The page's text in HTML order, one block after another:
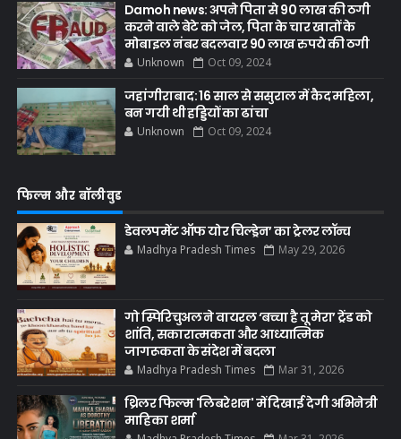
Damoh news: अपने पिता से 90 लाख की ठगी
करने वाले बेटे को जेल, पिता के चार खातों के
मोबाइल नंबर बदलवार 90 लाख रुपये की ठगी
Unknown Oct 09, 2024
जहांगीराबाद: 16 साल से ससुराल में कैद महिला,
बन गयी थी हड्डियों का ढांचा
Unknown Oct 09, 2024
फिल्म और बॉलीवुड
डेवलपमेंट ऑफ योर चिल्ड्रेन’ का ट्रेलर लॉन्च
Madhya Pradesh Times May 29, 2026
गो स्पिरिचुअल ने वायरल ‘बच्चा है तू मेरा’ ट्रेंड को
शांति, सकारात्मकता और आध्यात्मिक
जागरूकता के संदेश में बदला
Madhya Pradesh Times Mar 31, 2026
थ्रिलर फिल्म 'लिबरेशन' में दिखाई देगी अभिनेत्री
माहिका शर्मा